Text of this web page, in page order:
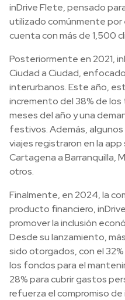
inDrive Flete, pensado
utilizado comúnmente por
cuenta con más de 1,500
Posteriormente en 2021,
Ciudad a Ciudad,
interurbanos. Este año,
incremento del 38% de
meses del año y una
festivos. Además,
viajes registraron en la
Cartagena a Barranquilla,
otros.
Finalmente, en 2024, la
producto financiero,
promover la inclusión
Desde su lanzamiento,
sido otorgados, con el
los fondos para el
28% para cubrir gastos
refuerza el compromiso de